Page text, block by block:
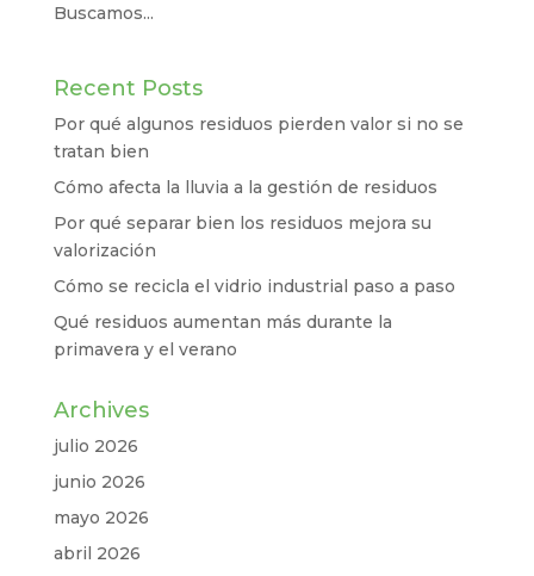
Buscamos...
Recent Posts
Por qué algunos residuos pierden valor si no se
tratan bien
Cómo afecta la lluvia a la gestión de residuos
Por qué separar bien los residuos mejora su
valorización
Cómo se recicla el vidrio industrial paso a paso
Qué residuos aumentan más durante la
primavera y el verano
Archives
julio 2026
junio 2026
mayo 2026
abril 2026